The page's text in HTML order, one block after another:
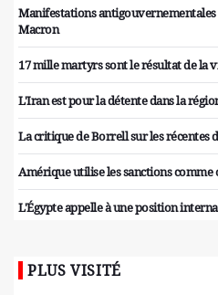
Manifestations antigouvernementales
Macron
17 mille martyrs sont le résultat de la
L'Iran est pour la détente dans la
La critique de Borrell sur les récentes
Amérique utilise les sanctions
L'Égypte appelle à une position
PLUS VISITÉ